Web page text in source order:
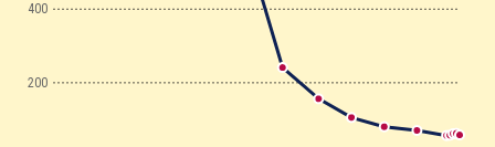
200
400